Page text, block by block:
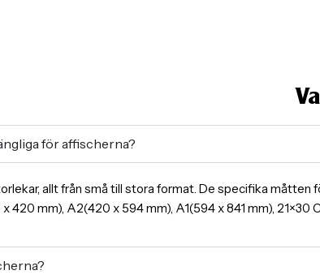
för affischerna?
allt från små till stora format. De specifika
420 mm), A2(420 x 594 mm), A1(594 x 841 mm), 21×30